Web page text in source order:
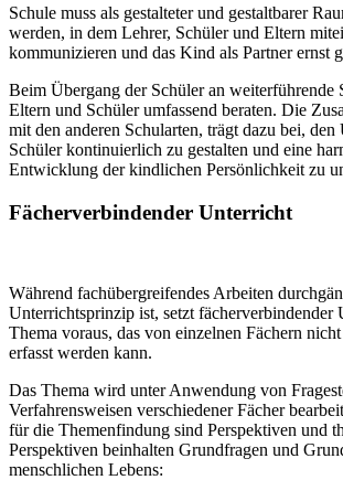
Schule muss als gestalteter und gestaltbarer
werden, in dem Lehrer, Schüler und Eltern
kommunizieren und das Kind als Partner ernst
Beim Übergang der Schüler an weiterführende
Eltern und Schüler umfassend beraten. Die
mit den anderen Schularten, trägt dazu bei,
Schüler kontinuierlich zu gestalten und eine
Entwicklung der kindlichen Persönlichkeit zu
Fächerverbindender Unterricht
Während fachübergreifendes Arbeiten
Unterrichtsprinzip ist, setzt fächerverbindender
Thema voraus, das von einzelnen Fächern
erfasst werden kann.
Das Thema wird unter Anwendung von
Verfahrensweisen verschiedener Fächer
für die Themenfindung sind Perspektiven und
Perspektiven beinhalten Grundfragen und
menschlichen Lebens: